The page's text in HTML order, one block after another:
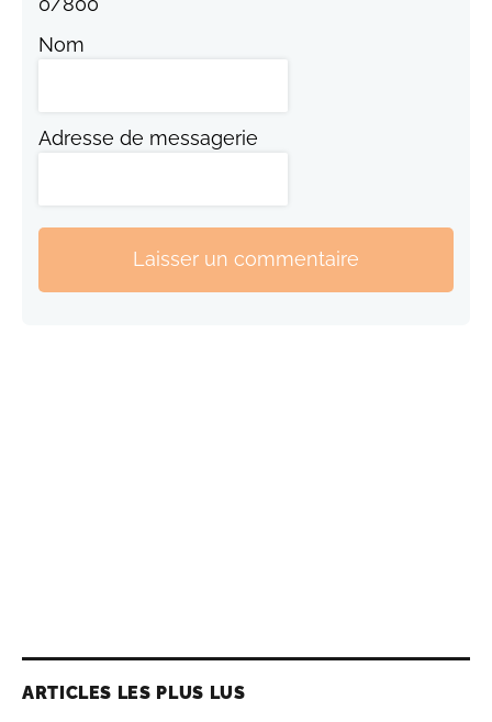
Nom
Adresse de messagerie
Laisser un commentaire
ARTICLES LES PLUS LUS